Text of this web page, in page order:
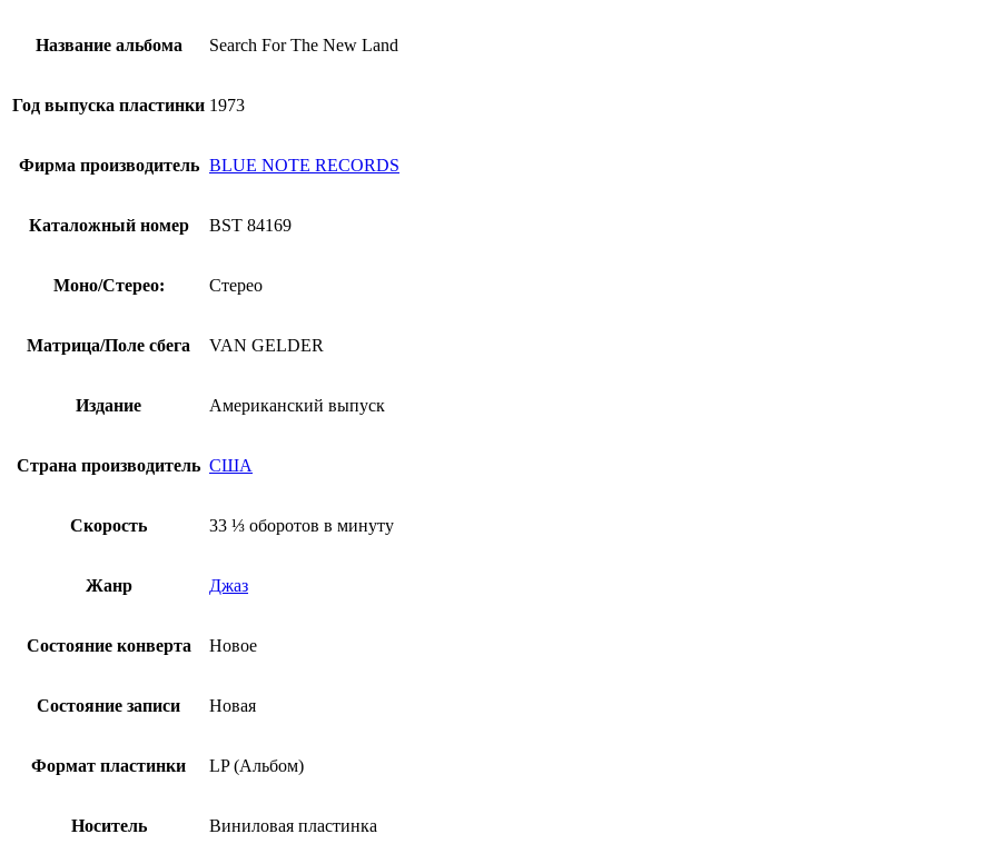
Land
(мастеринг
Гелдера)
Название альбома Search For The New Land
Год выпуска пластинки 1973
Фирма производитель BLUE NOTE RECORDS
Каталожный номер BST 84169
Моно/Стерео: Стерео
Матрица/Поле сбега VAN GELDER
Издание Американский выпуск
Страна производитель США
Скорость 33 ⅓ оборотов в минуту
Жанр Джаз
Состояние конверта Новое
Состояние записи Новая
Формат пластинки LP (Альбом)
Носитель Виниловая пластинка